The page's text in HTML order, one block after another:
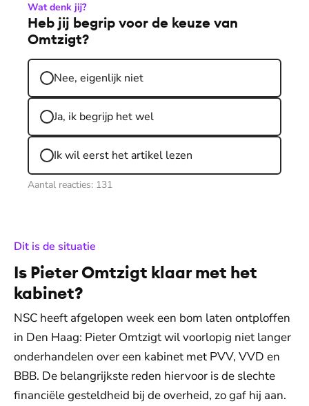
Wat denk jij?
Heb jij begrip voor de keuze van
Omtzigt?
Nee, eigenlijk niet
Ja, ik begrijp het wel
Ik wil eerst het artikel lezen
Aantal reacties: 131
Dit is de situatie
Is Pieter Omtzigt klaar met het
kabinet?
NSC heeft afgelopen week een bom laten ontploffen
in Den Haag: Pieter Omtzigt wil voorlopig niet langer
onderhandelen over een kabinet met PVV, VVD en
BBB. De belangrijkste reden hiervoor is de slechte
financiële gesteldheid bij de overheid, zo gaf hij aan.